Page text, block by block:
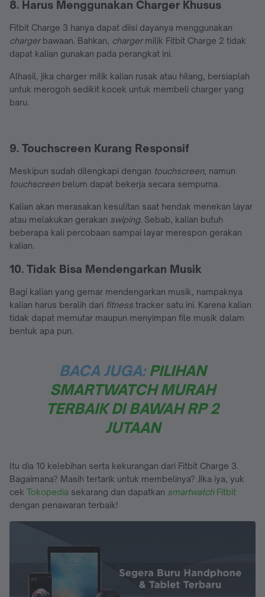
8. Harus Menggunakan Charger Khusus
Fitbit Charge 3 hanya dapat diisi dayanya menggunakan
chargerbawaan. Bahkan, chargermilik Fitbit Charge 2 tidak
dapat kalian gunakan pada perangkat ini.
Alhasil, jika charger milik kalian rusak atau hilang, bersiaplah
untuk merogoh sedikit kocek untuk membeli charger yang
baru.
9. Touchscreen Kurang Responsif
Meskipun sudah dilengkapi dengan touchscreen, namun
touchscreen belum dapat bekerja secara sempurna.
Kalian akan merasakan kesulitan saat hendak menekan layar
atau melakukan gerakan swiping. Sebab, kalian butuh
beberapa kali percobaan sampai layar merespon gerakan
kalian.
10. Tidak Bisa Mendengarkan Musik
Bagi kalian yang gemar mendengarkan musik, nampaknya
kalian harus beralih dari fitness tracker satu ini. Karena kalian
tidak dapat memutar maupun menyimpan file musik dalam
bentuk apa pun.
BACA JUGA: PILIHAN
SMARTWATCH MURAH
TERBAIK DI BAWAH RP 2
JUTAAN
Itu dia 10 kelebihan serta kekurangan dari Fitbit Charge 3.
Bagaimana? Masih tertarik untuk membelinya? Jika iya, yuk
cek Tokopedia sekarang dan dapatkan smartwatchFitbit
dengan penawaran terbaik!